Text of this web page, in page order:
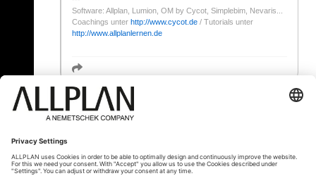
Software: Allplan, Lumion, OM by Cycot, Simplebim, Nevaris...
Coachings unter http://www.cycot.de / Tutorials unter
http://www.allplanlernen.de
« Zurück